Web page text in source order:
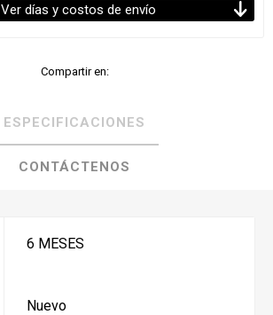
Ver días y costos de envío
Compartir en:
ESPECIFICACIONES
CONTÁCTENOS
6 MESES
Nuevo